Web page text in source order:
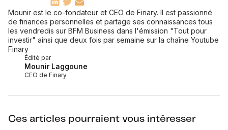
Édité par
Mounir Laggoune
CEO de Finary
Mounir est le co-fondateur et CEO de Finary. Il est passionné
de finances personnelles et partage ses connaissances tous
les vendredis sur BFM Business dans l'émission "Tout pour
investir" ainsi que deux fois par semaine sur la chaîne Youtube
Finary
Ces articles pourraient vous intéresser